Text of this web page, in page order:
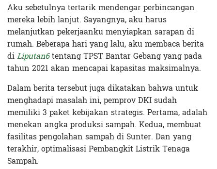
Aku sebetulnya tertarik mendengar perbincangan
mereka lebih lanjut. Sayangnya, aku harus
melanjutkan pekerjaanku menyiapkan sarapan di
rumah. Beberapa hari yang lalu, aku membaca berita
diLiputan6tentang TPST Bantar Gebang yang pada
tahun 2021 akan mencapai kapasitas maksimalnya.
Dalam berita tersebut juga dikatakan bahwa untuk
menghadapi masalah ini, pemprov DKI sudah
memiliki 3 paket kebijakan strategis. Pertama, adalah
menekan angka produksi sampah. Kedua, membuat
fasilitas pengolahan sampah di Sunter. Dan yang
terakhir, optimalisasi Pembangkit Listrik Tenaga
Sampah.